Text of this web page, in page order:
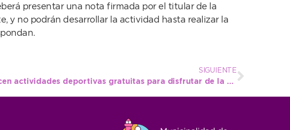
presentar una nota firmada por el titular de la
y no podrán desarrollar la actividad hasta realizar la
SIGUIENTE
Se ofrecen actividades deportivas gratuitas para disfrutar de la naturaleza necochense